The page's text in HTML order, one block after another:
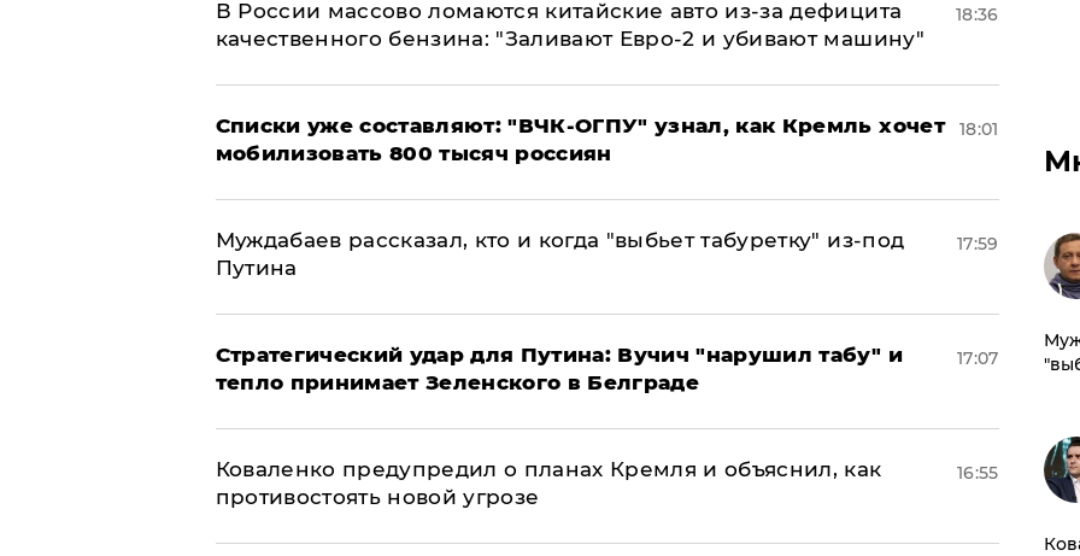
В России массово ломаются китайские авто из-за дефицита
качественного бензина: "Заливают Евро-2 и убивают машину"
18:36
Списки уже составляют: "ВЧК-ОГПУ" узнал, как Кремль хочет
мобилизовать 800 тысяч россиян
18:01
Муждабаев рассказал, кто и когда "выбьет табуретку" из-под
Путина
17:59
Стратегический удар для Путина: Вучич "нарушил табу" и
тепло принимает Зеленского в Белграде
17:07
Коваленко предупредил о планах Кремля и объяснил, как
противостоять новой угрозе
16:55